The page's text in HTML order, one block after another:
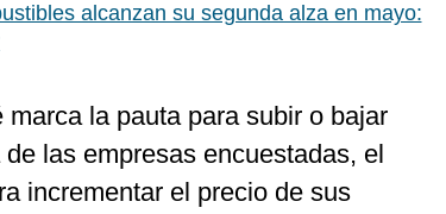
alcanzan su segunda alza en mayo:
la pauta para subir o bajar
las empresas encuestadas, el
incrementar el precio de sus